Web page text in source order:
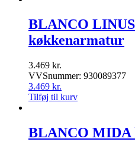
BLANCO
køkkenarmatur
3.469 kr.
VVSnummer: 930089377
3.469 kr.
Tilføj til kurv
BLANCO MIDA